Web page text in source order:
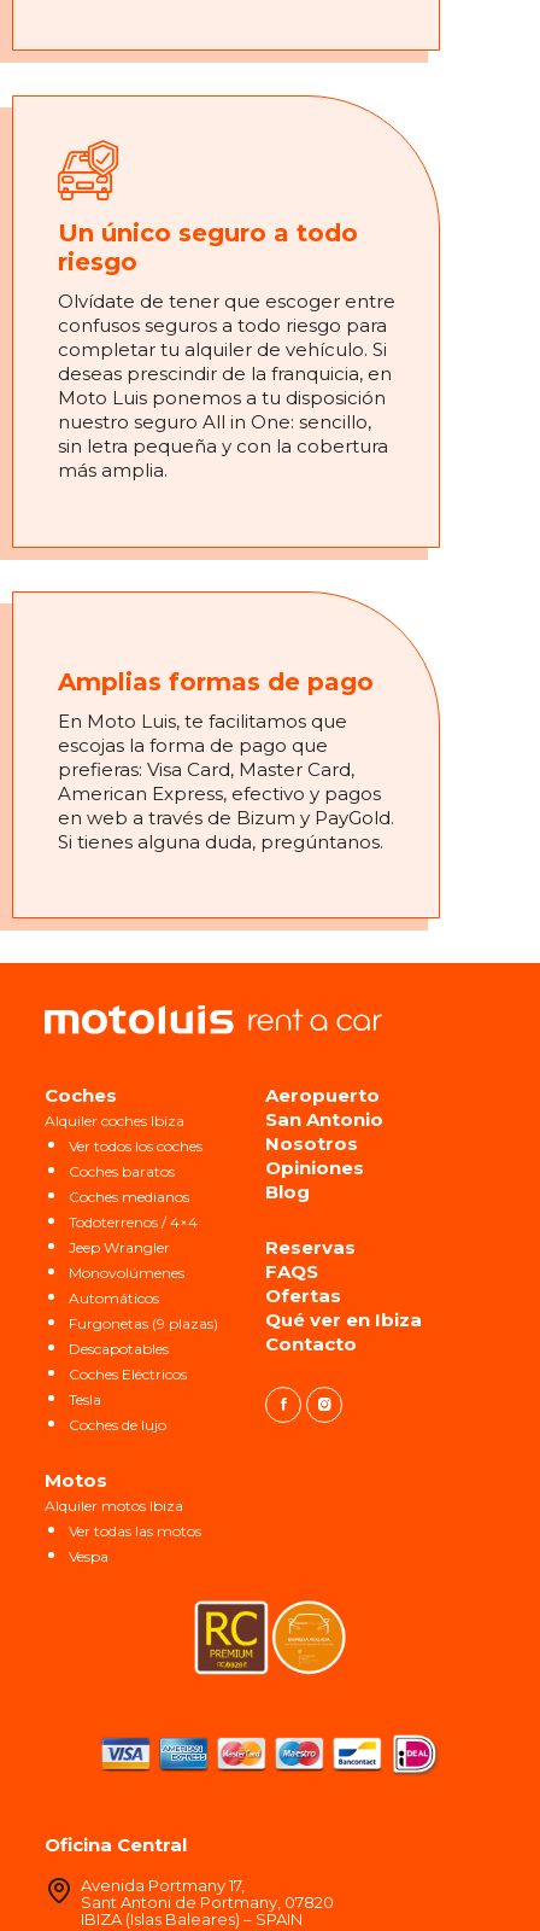
Un único seguro a todo
riesgo
Olvídate de tener que escoger entre
confusos seguros a todo riesgo para
completar tu alquiler de vehículo. Si
deseas prescindir de la franquicia, en
Moto Luis ponemos a tu disposición
nuestro seguro All in One: sencillo,
sin letra pequeña y con la cobertura
más amplia.
Amplias formas de pago
En Moto Luis, te facilitamos que
escojas la forma de pago que
prefieras: Visa Card, Master Card,
American Express, efectivo y pagos
en web a través de Bizum y PayGold.
Si tienes alguna duda, pregúntanos.
Oficina Central
Avenida Portmany 17,
Sant Antoni de Portmany, 07820
IBIZA (Islas Baleares) – SPAIN
Coches
Alquiler coches Ibiza
Ver todos los coches
Coches baratos
Coches medianos
Todoterrenos / 4×4
Jeep Wrangler
Monovolúmenes
Automáticos
Furgonetas (9 plazas)
Descapotables
Coches Eléctricos
Tesla
Coches de lujo
Motos
Alquiler motos Ibiza
Ver todas las motos
Vespa
Aeropuerto
San Antonio
Nosotros
Opiniones
Blog
Reservas
FAQS
Ofertas
Qué ver en Ibiza
Contacto